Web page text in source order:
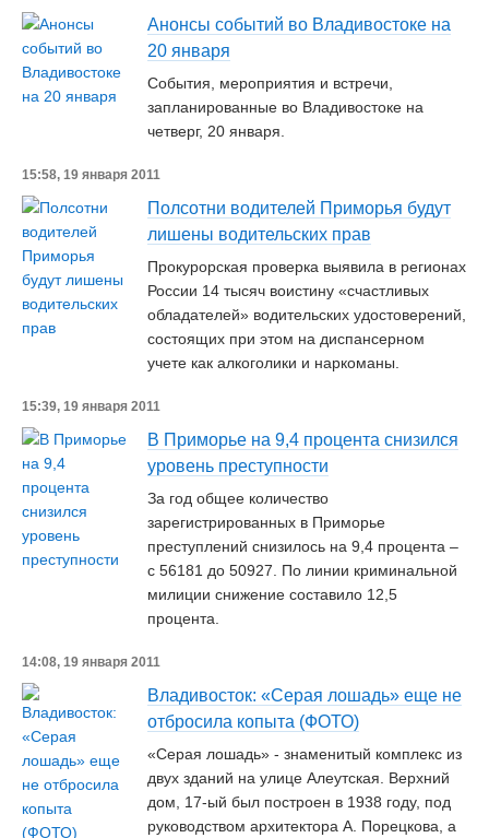
Анонсы событий во Владивостоке на
20 января
События, мероприятия и встречи,
запланированные во Владивостоке на
четверг, 20 января.
15:58, 19 января 2011
Полсотни водителей Приморья будут
лишены водительских прав
Прокурорская проверка выявила в регионах
России 14 тысяч воистину «счастливых
обладателей» водительских удостоверений,
состоящих при этом на диспансерном
учете как алкоголики и наркоманы.
15:39, 19 января 2011
В Приморье на 9,4 процента снизился
уровень преступности
За год общее количество
зарегистрированных в Приморье
преступлений снизилось на 9,4 процента –
с 56181 до 50927. По линии криминальной
милиции снижение составило 12,5
процента.
14:08, 19 января 2011
Владивосток: «Серая лошадь» еще не
отбросила копыта (ФОТО)
«Серая лошадь» - знаменитый комплекс из
двух зданий на улице Алеутская. Верхний
дом, 17-ый был построен в 1938 году, под
руководством архитектора А. Порецкова, а